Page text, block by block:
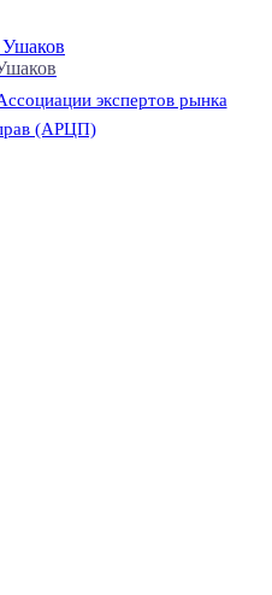
экспертов рынка
(АРЦП)